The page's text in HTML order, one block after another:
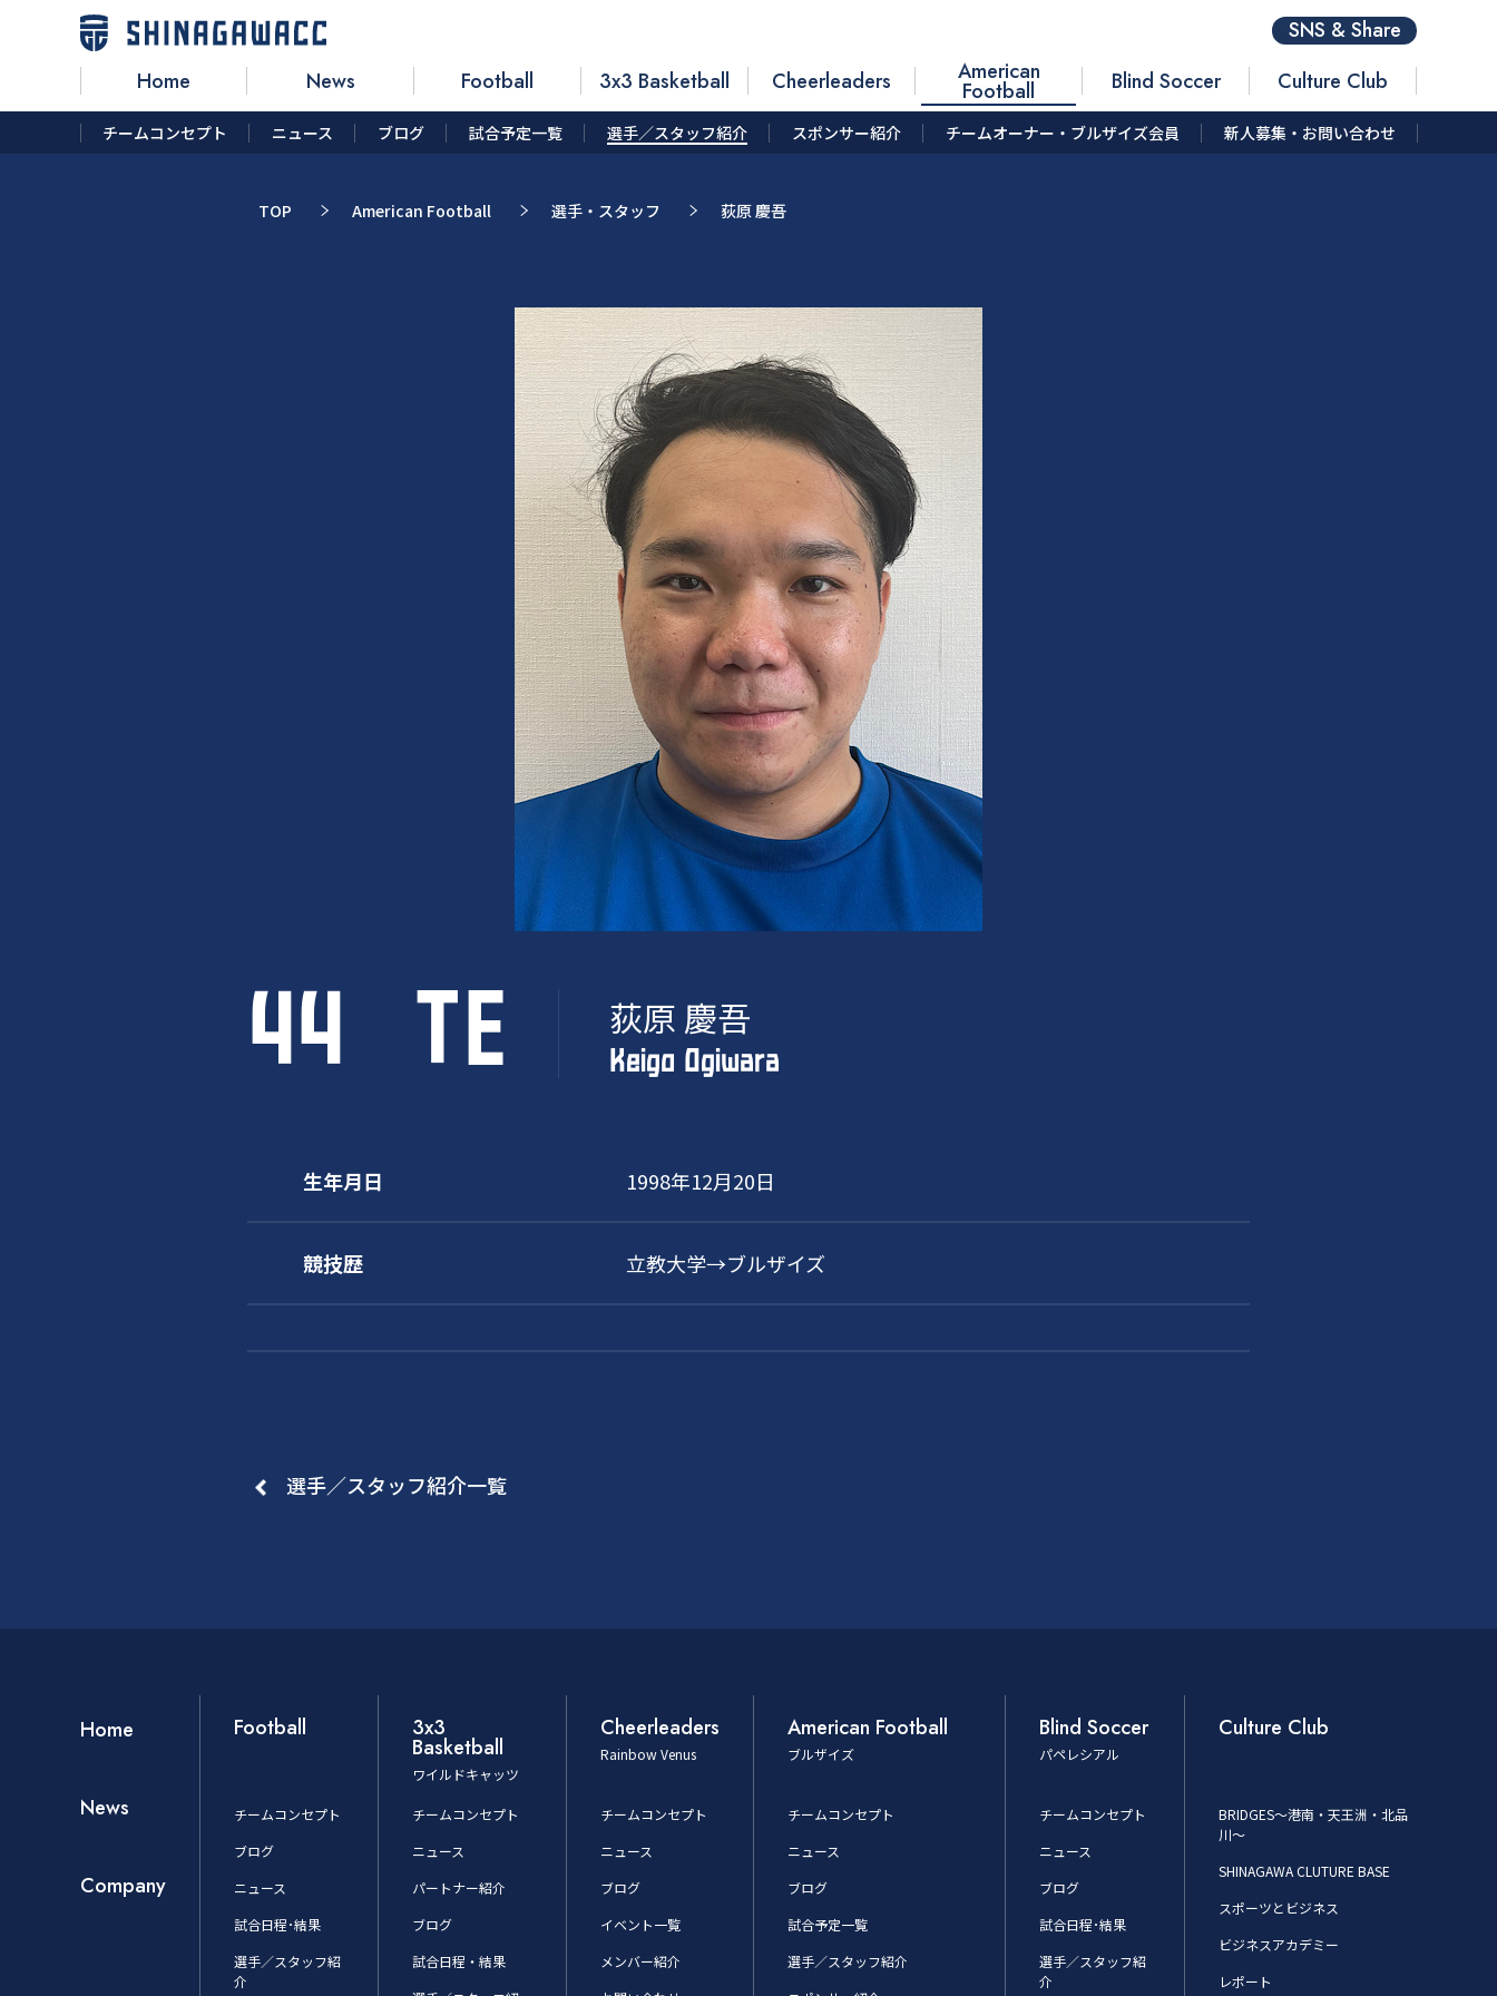
Home News Football 3x3 Basketball Cheerleaders American
Football Blind Soccer Culture Club
SNS & Share
チームコンセプト ニュース ブログ 試合予定一覧 選手／スタッフ紹介 スポンサー紹介 チームオーナー・ブルザイズ会員 新人募集・お問い合わせ
TOP American Football 選手・スタッフ 荻原 慶吾
44 TE 荻原 慶吾
Keigo Ogiwara
生年月日 1998年12月20日
競技歴 立教大学→ブルザイズ
選手／スタッフ紹介一覧
Home
News
Company
Football
チームコンセプト
ブログ
ニュース
試合日程･結果
選手／スタッフ紹
介
3x3
Basketball
ワイルドキャッツ
チームコンセプト
ニュース
パートナー紹介
ブログ
試合日程・結果
Cheerleaders
Rainbow Venus
チームコンセプト
ニュース
ブログ
イベント一覧
メンバー紹介
American Football
ブルザイズ
チームコンセプト
ニュース
ブログ
試合予定一覧
選手／スタッフ紹介
Blind Soccer
パペレシアル
チームコンセプト
ニュース
ブログ
試合日程･結果
選手／スタッフ紹
介
Culture Club
BRIDGES～港南・天王洲・北品
川～
SHINAGAWA CLUTURE BASE
スポーツとビジネス
ビジネスアカデミー
レポート